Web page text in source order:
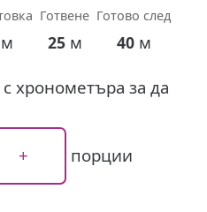
м
Готвене
25м
Готово след
40м
хронометъра за да
порции